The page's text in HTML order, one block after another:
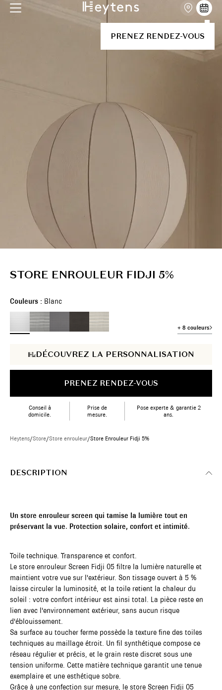
PRENEZ RENDEZ-VOUS
STORE ENROULEUR FIDJI 5%
Couleurs : Blanc
+ 8 couleurs
DÉCOUVREZ LA PERSONNALISATION
PRENEZ RENDEZ-VOUS
Conseil à
domicile.
Prise de
mesure.
Pose experte & garantie 2
ans.
Heytens/Store/Store enrouleur/Store Enrouleur Fidji 5%
DESCRIPTION
Un store enrouleur screen qui tamise la lumière tout en
préservant la vue. Protection solaire, confort et intimité.
Toile technique. Transparence et confort.
Le store enrouleur Screen Fidji 05 filtre la lumière naturelle et
maintient votre vue sur l'extérieur. Son tissage ouvert à 5 %
laisse circuler la luminosité, et la toile retient la chaleur du
soleil : votre confort intérieur est ainsi total. La pièce reste en
lien avec l'environnement extérieur, sans aucun risque
d'éblouissement.
Sa surface au toucher ferme possède la texture fine des toiles
techniques au maillage étroit. Un fil synthétique compose ce
réseau régulier et précis, et le grain reste discret sous une
tension uniforme. Cette matière technique garantit une tenue
exemplaire et une esthétique sobre.
Grâce à une confection sur mesure, le store Screen Fidji 05